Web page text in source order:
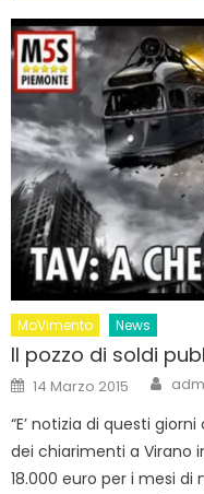
MoVimento News
Il pozzo di soldi
Posted
on
14 Marzo 2015
“E’ notizia di questi
dei chiarimenti a Virano
18.000 euro per i mesi